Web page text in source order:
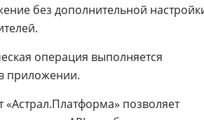
без дополнительной
операция выполняется
приложении.
позволяет